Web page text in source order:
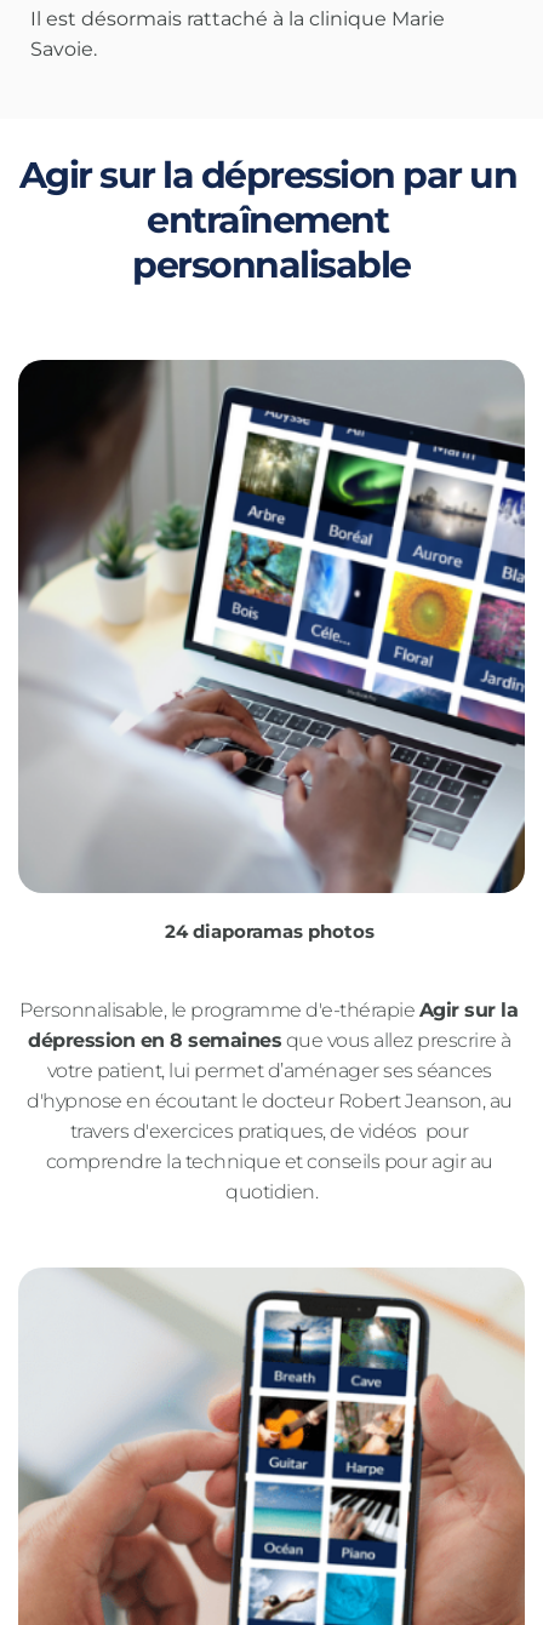
Il est désormais rattaché à la clinique Marie
Savoie.
Agir sur la dépression par un
entraînement
personnalisable
24 diaporamas photos
Personnalisable, le programme d'e-thérapie Agir sur la
dépression en 8 semaines que vous allez prescrire à
votre patient, lui permet d’aménager ses séances
d'hypnose en écoutant le docteur Robert Jeanson, au
travers d'exercices pratiques, de vidéos  pour
comprendre la technique et conseils pour agir au
quotidien.